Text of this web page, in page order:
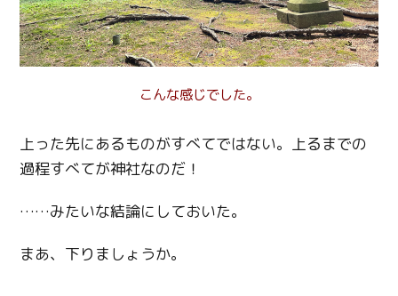
こんな感じでした。
上った先にあるものがすべてではない。上るまでの
過程すべてが神社なのだ！
……みたいな結論にしておいた。
まあ、下りましょうか。
Twitter
Facebook